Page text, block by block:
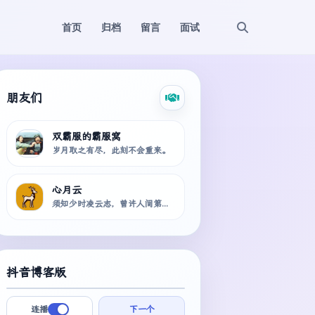
首页 归档 留言 面试
朋友们
双
双霸服的霸服窝
岁月取之有尽，此刻不会重来。
心
心月云
须知少时凌云志，曾许人间第一流！
抖音博客版
连播 下一个